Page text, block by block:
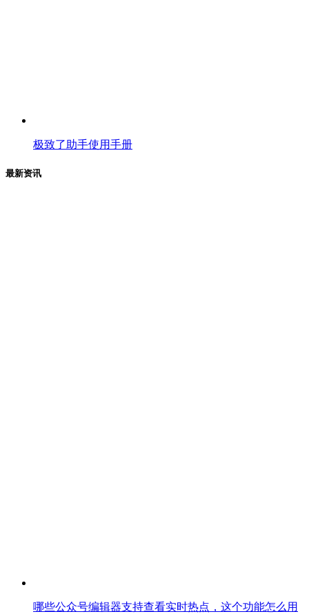
极致了助手使用手册
最新资讯
哪些公众号编辑器支持查看实时热点，这个功能怎么用